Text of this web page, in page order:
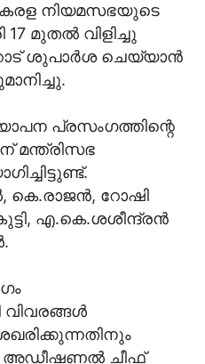
നിയമസഭയുടെ
17 മുതൽ വിളിച്ചു
ശുപാർശ ചെയ്യാൻ
പ്രസംഗത്തിന്റെ
മന്ത്രിസഭ
റോഷി
എ.കെ.ശശീന്ദ്രൻ
വിവരങ്ങൾ
അഡീഷണൽ ചീഫ്